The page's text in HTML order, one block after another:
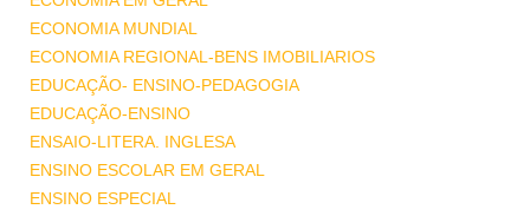
ECONOMIA MUNDIAL
ECONOMIA REGIONAL-BENS IMOBILIARIOS
EDUCAÇÃO- ENSINO-PEDAGOGIA
EDUCAÇÃO-ENSINO
ENSAIO-LITERA. INGLESA
ENSINO ESCOLAR EM GERAL
ENSINO ESPECIAL